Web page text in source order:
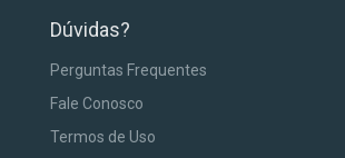
Dúvidas?
Perguntas Frequentes
Fale Conosco
Termos de Uso